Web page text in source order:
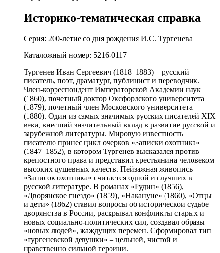
Историко-тематическая справка
Серия: 200-летие со дня рождения И.С. Тургенева
Каталожный номер: 5216-0117
Тургенев Иван Сергеевич (1818–1883) – русский
писатель, поэт, драматург, публицист и переводчик.
Член-корреспондент Императорской Академии наук
(1860), почетный доктор Оксфордского университета
(1879), почетный член Московского университета
(1880). Один из самых значимых русских писателей XIX
века, внесший значительный вклад в развитие русской и
зарубежной литературы. Мировую известность
писателю принес цикл очерков «Записки охотника»
(1847–1852), в котором Тургенев высказался против
крепостного права и представил крестьянина человеком
высоких душевных качеств. Пейзажная живопись
«Записок охотника» считается одной из лучших в
русской литературе. В романах «Рудин» (1856),
«Дворянское гнездо» (1859), «Накануне» (1860), «Отцы
и дети» (1862) ставил вопросы об исторической судьбе
дворянства в России, раскрывал конфликты старых и
новых социально-политических сил, создавал образы
«новых людей», жаждущих перемен. Сформировал тип
«тургеневской девушки» – цельной, чистой и
нравственно сильной героини.